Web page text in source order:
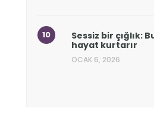
Sessiz bir çığlık:
hayat kurtarır
OCAK 6, 2026